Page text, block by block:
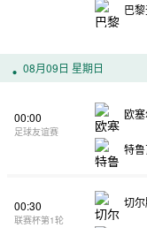
巴
08月09日 星期日
00:00
足球友谊赛
欧
特
00:30
联赛杯第1轮
切